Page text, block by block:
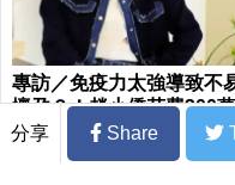
專訪／免疫力太強導致不
懷孕？！趙小僑花費300
生子 曝生育心路歷程
分享 Share